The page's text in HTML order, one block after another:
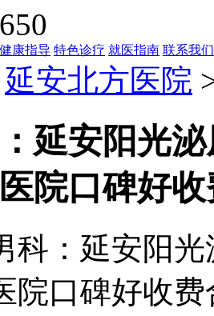
健康指导 特色诊疗 就医指南 联系我们
延安北方医院
延安阳光
院口碑好
：延安阳光
院口碑好收